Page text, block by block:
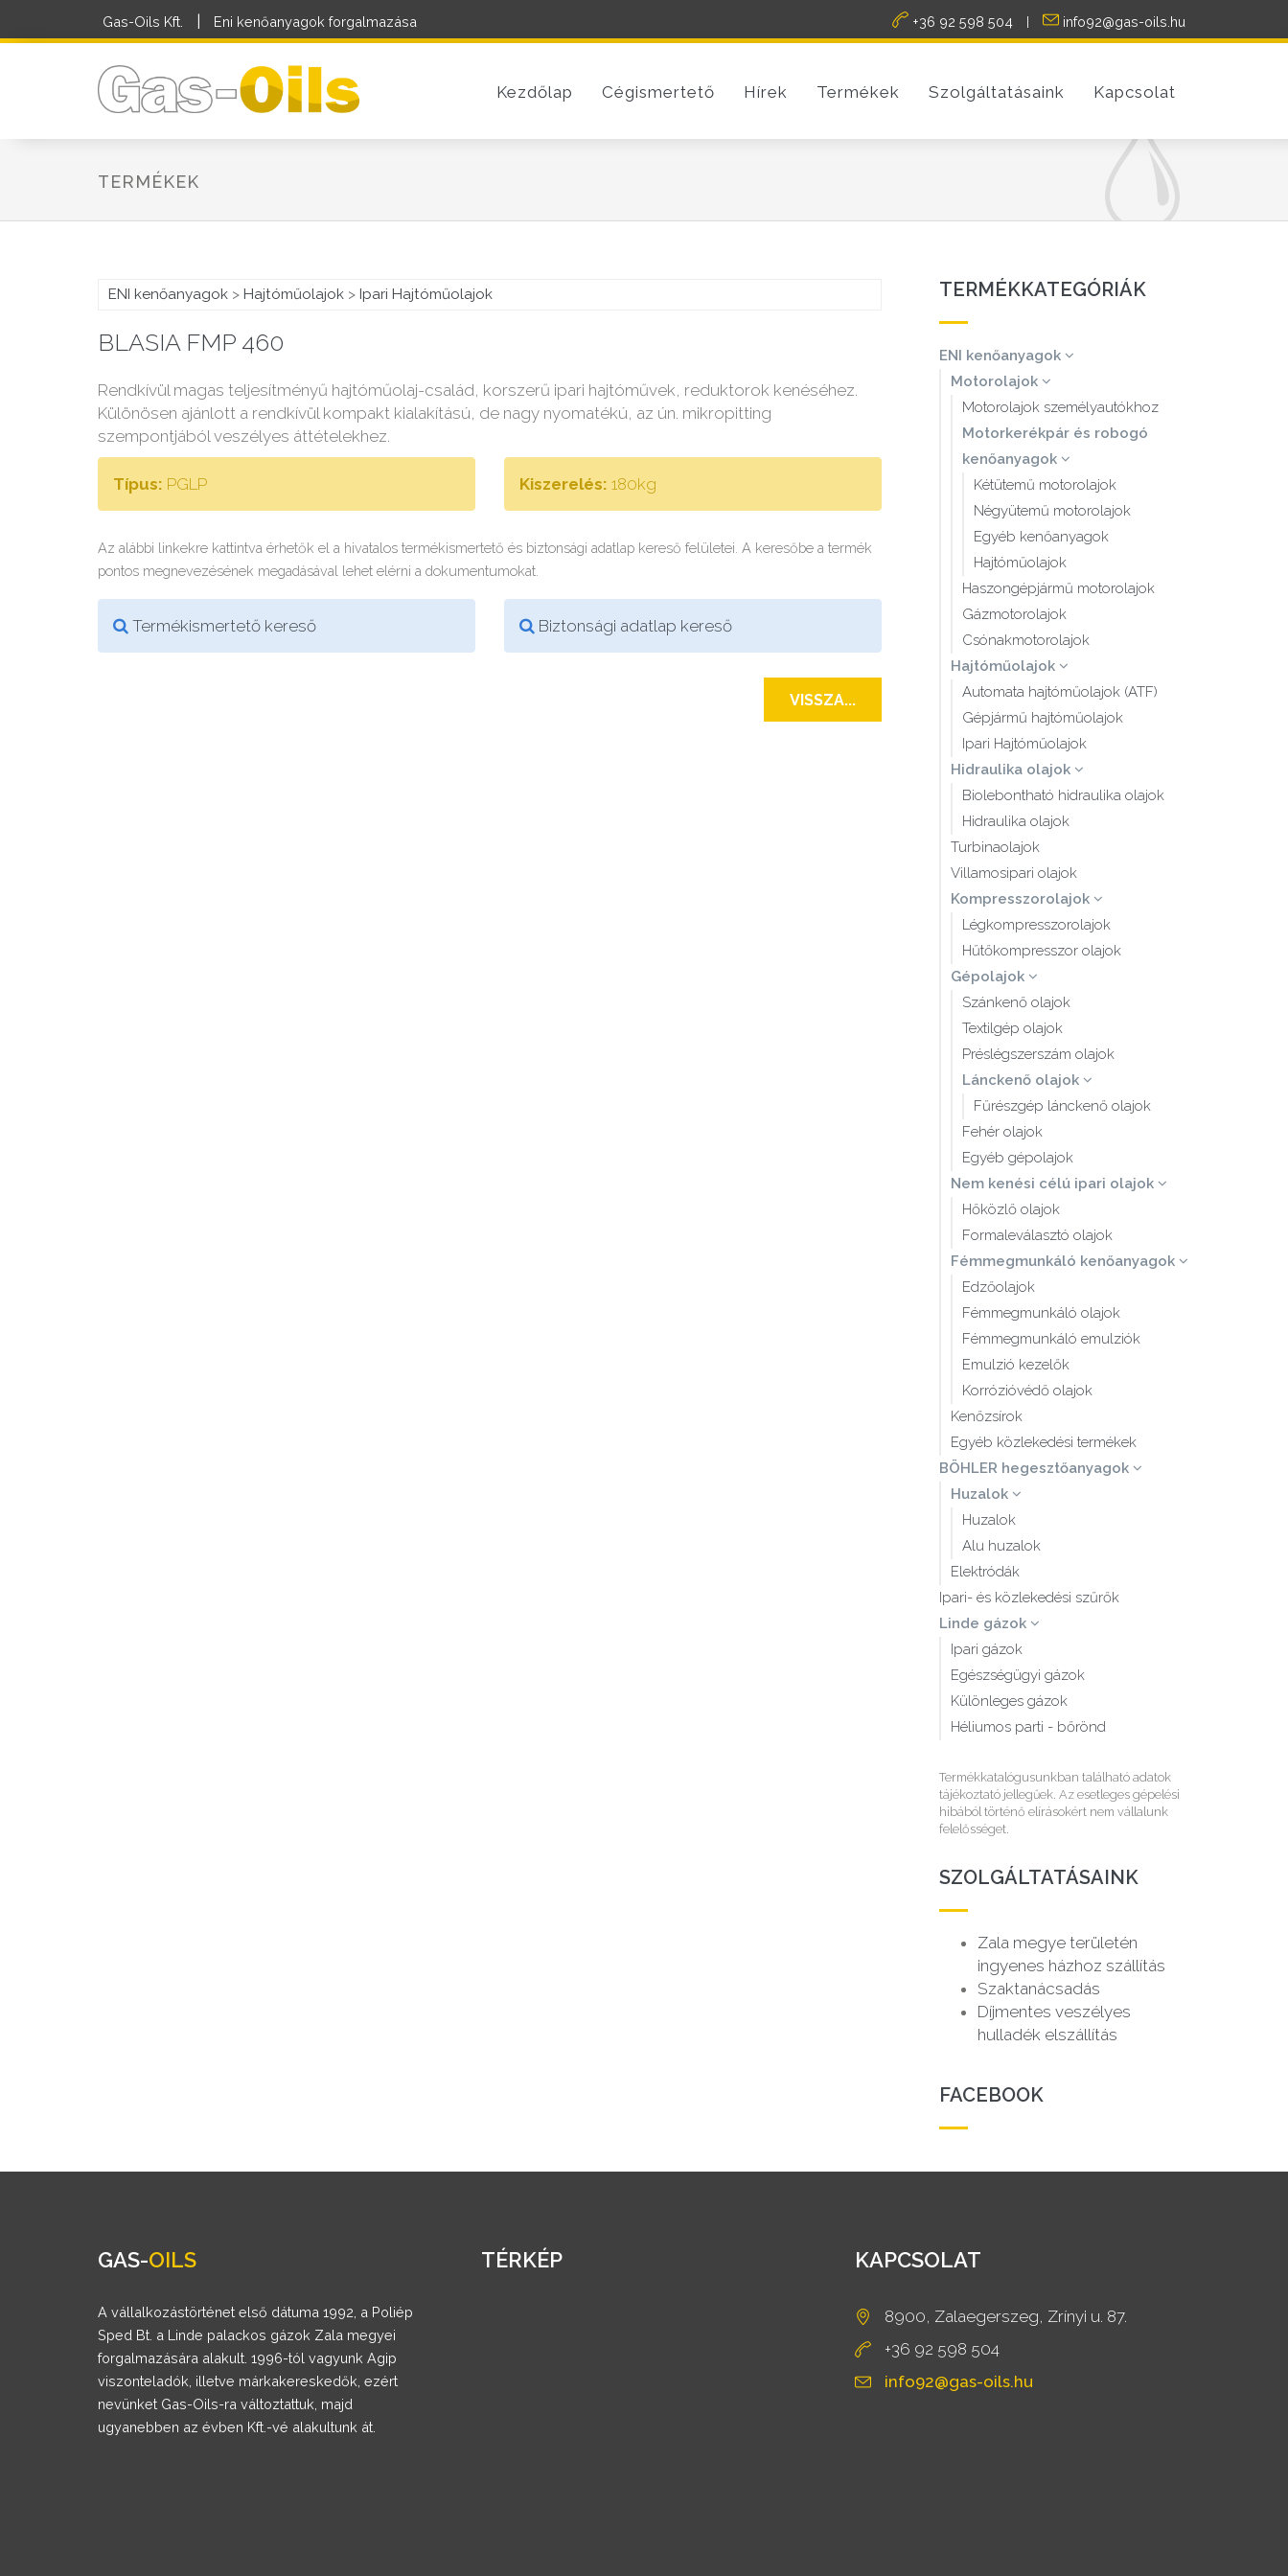
Gas-Oils Kft. Eni kenőanyagok forgalmazása +36 92 598 504 info92@gas-oils.hu
Kezdőlap Cégismertető Hírek Termékek Szolgáltatásaink Kapcsolat
TERMÉKEK
ENI kenőanyagok > Hajtóműolajok > Ipari Hajtóműolajok
BLASIA FMP 460
Rendkívül magas teljesítményű hajtóműolaj-család, korszerű ipari hajtóművek, reduktorok kenéséhez.
Különösen ajánlott a rendkívül kompakt kialakítású, de nagy nyomatékú, az ún. mikropitting
szempontjából veszélyes áttételekhez.
Típus: PGLP Kiszerelés: 180kg
Az alábbi linkekre kattintva érhetők el a hivatalos termékismertető és biztonsági adatlap kereső felületei. A keresőbe a termék
pontos megnevezésének megadásával lehet elérni a dokumentumokat.
Termékismertető kereső Biztonsági adatlap kereső
VISSZA...
TERMÉKKATEGÓRIÁK
ENI kenőanyagok
Motorolajok
Motorolajok személyautókhoz
Motorkerékpár és robogó
kenőanyagok
Kétütemű motorolajok
Négyütemű motorolajok
Egyéb kenőanyagok
Hajtóműolajok
Haszongépjármű motorolajok
Gázmotorolajok
Csónakmotorolajok
Hajtóműolajok
Automata hajtóműolajok (ATF)
Gépjármű hajtóműolajok
Ipari Hajtóműolajok
Hidraulika olajok
Biolebontható hidraulika olajok
Hidraulika olajok
Turbinaolajok
Villamosipari olajok
Kompresszorolajok
Légkompresszorolajok
Hűtőkompresszor olajok
Gépolajok
Szánkenő olajok
Textilgép olajok
Préslégszerszám olajok
Lánckenő olajok
Fűrészgép lánckenő olajok
Fehér olajok
Egyéb gépolajok
Nem kenési célú ipari olajok
Hőközlő olajok
Formaleválasztó olajok
Fémmegmunkáló kenőanyagok
Edzőolajok
Fémmegmunkáló olajok
Fémmegmunkáló emulziók
Emulzió kezelők
Korrózióvédő olajok
Kenőzsírok
Egyéb közlekedési termékek
BÖHLER hegesztőanyagok
Huzalok
Huzalok
Alu huzalok
Elektródák
Ipari- és közlekedési szűrők
Linde gázok
Ipari gázok
Egészségügyi gázok
Különleges gázok
Héliumos parti - bőrönd
Termékkatalógusunkban található adatok
tájékoztató jellegűek. Az esetleges gépelési
hibából történő elírásokért nem vállalunk
felelősséget.
SZOLGÁLTATÁSAINK
Zala megye területén
ingyenes házhoz szállítás
Szaktanácsadás
Díjmentes veszélyes
hulladék elszállítás
FACEBOOK
GAS-OILS
A vállalkozástörténet első dátuma 1992, a Poliép
Sped Bt. a Linde palackos gázok Zala megyei
forgalmazására alakult. 1996-tól vagyunk Agip
viszonteladók, illetve márkakereskedők, ezért
nevünket Gas-Oils-ra változtattuk, majd
ugyanebben az évben Kft.-vé alakultunk át.
TÉRKÉP KAPCSOLAT
8900, Zalaegerszeg, Zrínyi u. 87.
+36 92 598 504
info92@gas-oils.hu